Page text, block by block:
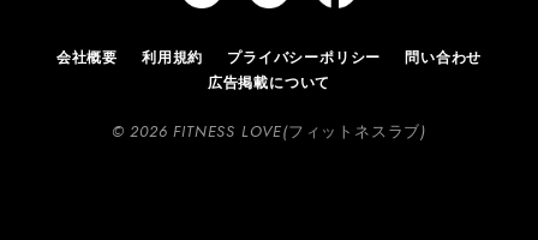
会社概要 利用規約 プライバシーポリシー
問い合わせ
広告掲載について
© 2026 FITNESS LOVE(フィットネスラブ)